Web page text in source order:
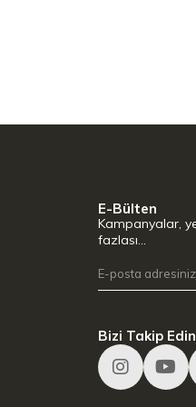
E-Bülten
Kampanyalar,
fazlası…
Bizi Takip Edin